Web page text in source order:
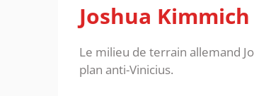
Joshua
Le milieu de terrain allemand
plan anti-Vinicius.